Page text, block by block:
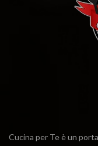
Cucina per Te è un